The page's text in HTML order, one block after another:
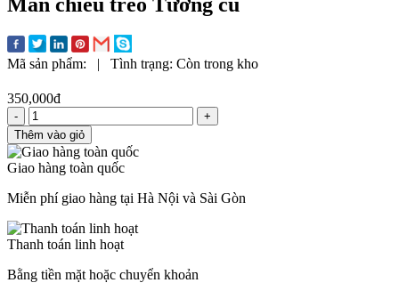
Màn chiếu treo Tường cũ
Mã sản phẩm: | Tình trạng: Còn trong kho
350,000đ
-
+
Thêm vào giỏ
Giao hàng toàn quốc
Miễn phí giao hàng tại Hà Nội và Sài Gòn
Thanh toán linh hoạt
Bằng tiền mặt hoặc chuyển khoản